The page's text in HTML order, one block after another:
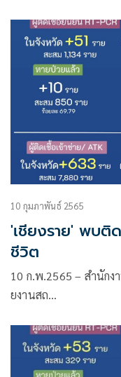
10 กุมภาพันธ์ 2565
'เชียงราย' พบติ
ชีวิต
10 ก.พ.2565 – สำนักง
ยงานสถ…